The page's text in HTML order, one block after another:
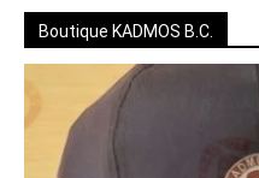
Boutique KADMOS B.C.